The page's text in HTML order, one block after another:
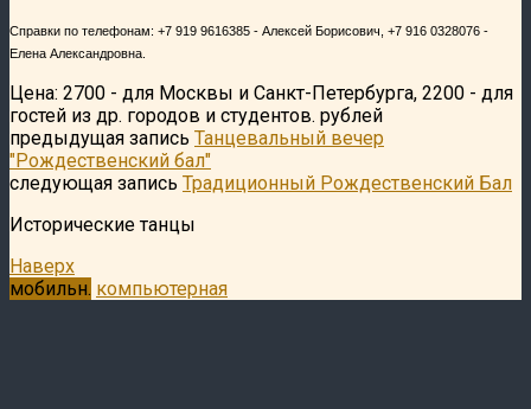
Справки по телефонам: +7 919 9616385 - Алексей Борисович, +7 916 0328076 -
Елена Александровна.
Цена: 2700 - для Москвы и Санкт-Петербурга, 2200 - для
гостей из др. городов и студентов. рублей
предыдущая запись Танцевальный вечер
"Рождественский бал"
следующая запись Традиционный Рождественский Бал
Исторические танцы
Наверх
мобильн. компьютерная